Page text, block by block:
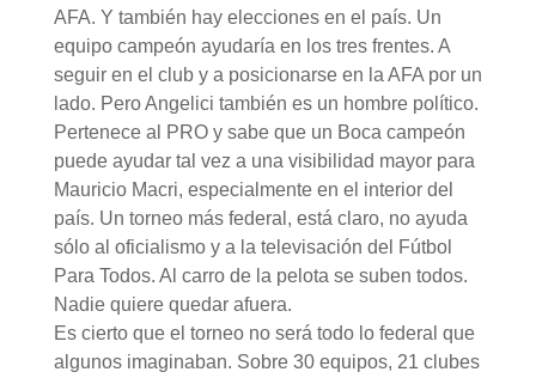
AFA. Y también hay elecciones en el país. Un
equipo campeón ayudaría en los tres frentes. A
seguir en el club y a posicionarse en la AFA por un
lado. Pero Angelici también es un hombre político.
Pertenece al PRO y sabe que un Boca campeón
puede ayudar tal vez a una visibilidad mayor para
Mauricio Macri, especialmente en el interior del
país. Un torneo más federal, está claro, no ayuda
sólo al oficialismo y a la televisación del Fútbol
Para Todos. Al carro de la pelota se suben todos.
Nadie quiere quedar afuera.
Es cierto que el torneo no será todo lo federal que
algunos imaginaban. Sobre 30 equipos, 21 clubes